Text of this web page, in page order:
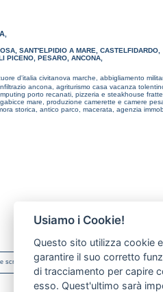
,
, SANT'ELPIDIO A MARE CASTELFIDARDO,
PICENO PESARO ANCONA
d'italia civitanova marche, abbigliamento
ancona, agriturismo casa vacanza
porto recanati, pizzeria e steakhouse fratte
mare, produzione camerette e camere
storica, antico parco, macerata, agenzia
scritta.
Usiamo i Cookie!
Questo sito utilizza cookie
garantire il suo corretto
di tracciamento per capire
esso. Quest'ultimo sarà